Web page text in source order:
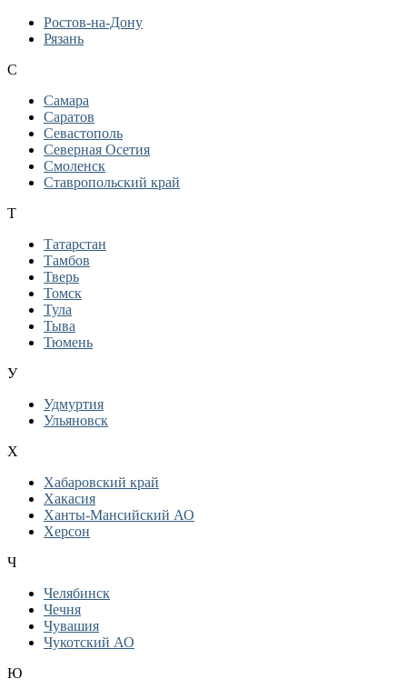
Ростов-на-Дону
Рязань
С
Самара
Саратов
Севастополь
Северная Осетия
Смоленск
Ставропольский край
Т
Татарстан
Тамбов
Тверь
Томск
Тула
Тыва
Тюмень
У
Удмуртия
Ульяновск
Х
Хабаровский край
Хакасия
Ханты-Мансийский АО
Херсон
Ч
Челябинск
Чечня
Чувашия
Чукотский АО
Ю